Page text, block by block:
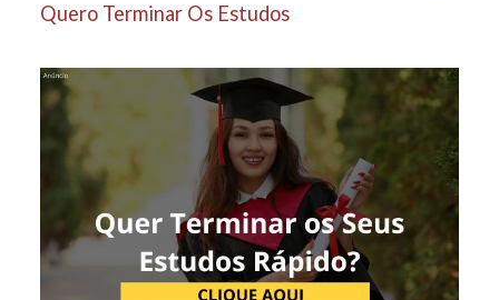
Quero Terminar Os Estudos